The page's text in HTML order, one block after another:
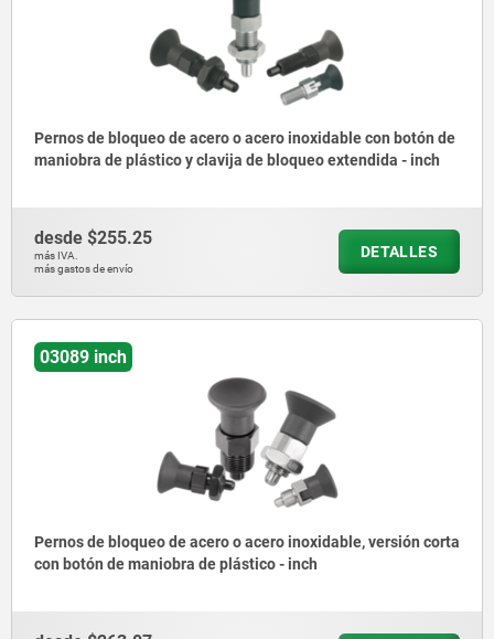
Pernos de bloqueo de acero o acero inoxidable con botón de
maniobra de plástico y clavija de bloqueo extendida - inch
desde $255.25
más IVA.
más gastos de envío
DETALLES
03089 inch
Pernos de bloqueo de acero o acero inoxidable, versión corta
con botón de maniobra de plástico - inch